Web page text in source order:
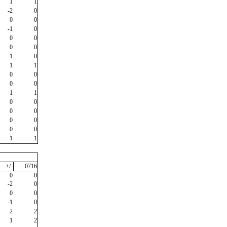
1
1
-2
0
0
0
-1
0
0
0
0
0
-1
0
1
1
0
0
0
0
1
1
0
0
0
0
0
0
0
0
1
1
+/-
0716
0
0
-2
0
0
0
-1
0
2
2
1
2